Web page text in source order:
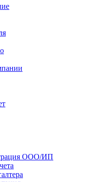
ООО/ИП